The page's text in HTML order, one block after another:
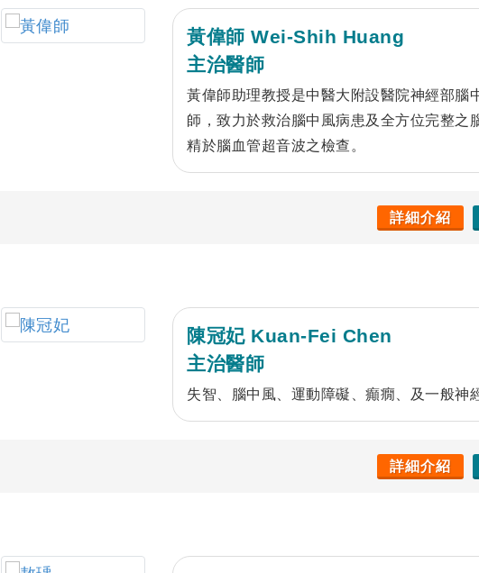
黃偉師 Wei-Shih Huang
主治醫師
黃偉師助理教授是中醫大附設醫院神經部腦
師，致力於救治腦中風病患及全方位完整之
精於腦血管超音波之檢查。
詳細介紹
陳冠妃 Kuan-Fei Chen
主治醫師
失智、腦中風、運動障礙、癲癇、及一般神
詳細介紹